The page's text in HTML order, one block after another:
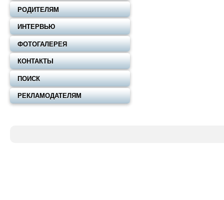
РОДИТЕЛЯМ
ИНТЕРВЬЮ
ФОТОГАЛЕРЕЯ
КОНТАКТЫ
ПОИСК
РЕКЛАМОДАТЕЛЯМ